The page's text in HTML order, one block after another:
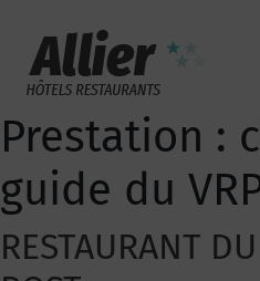
Prestation :
guide du
RESTAURANT